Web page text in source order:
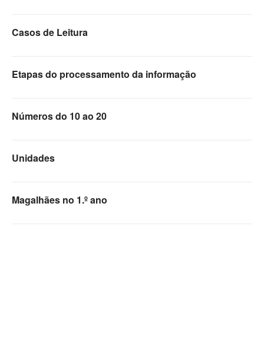
Casos de Leitura
Etapas do processamento da informação
Números do 10 ao 20
Unidades
Magalhães no 1.º ano